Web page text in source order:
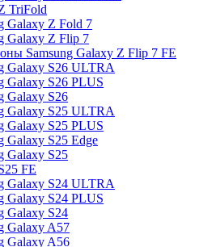
TriFold
Galaxy Z Fold 7
Galaxy Z Flip 7
Samsung Galaxy Z Flip 7 FE
Galaxy S26 ULTRA
Galaxy S26 PLUS
Galaxy S26
Galaxy S25 ULTRA
Galaxy S25 PLUS
Galaxy S25 Edge
Galaxy S25
FE
Galaxy S24 ULTRA
Galaxy S24 PLUS
Galaxy S24
Galaxy A57
Galaxy A56